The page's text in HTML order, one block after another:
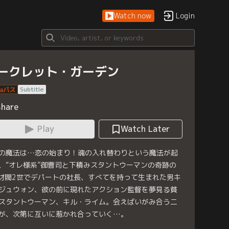
Watch now Login
クレット・ガーデン
Subtitle
Play
Watch Later
魔法は…恋の始まり！魂の入れ替わりという魔法が起
“オレ様系”御曹司と下積みスタントウーマンの奇跡の
閥2世でデパートの社長、すべてを持って生まれた男キ
ュウォン、彼の前に現れたアクション監督を夢見る貧
タントウーマン、キル・ライム。会えばいがみ合う二
、次第に互いに惹かれ合っていく…。